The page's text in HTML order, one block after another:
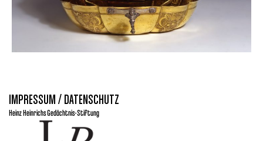
IMPRESSUM / DATENSCHUTZ
Heinz Heinrichs Gedächtnis-Stiftung